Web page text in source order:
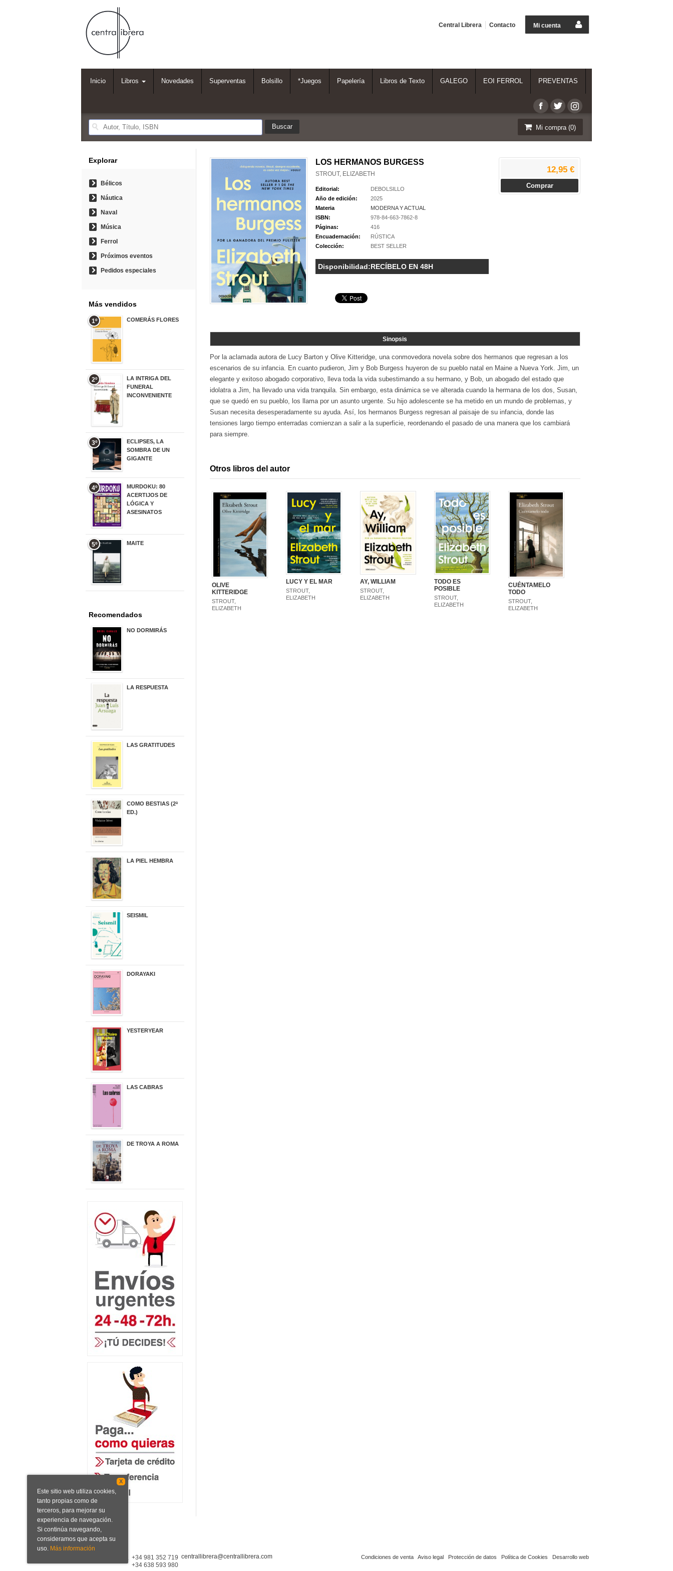
Mi cuenta
Central Librera Contacto
Inicio Libros Novedades Superventas Bolsillo *Juegos Papelería Libros de Texto GALEGO EOI FERROL PREVENTAS
Mi compra (0)
LOS HERMANOS BURGESS
STROUT, ELIZABETH
Editorial:
DEBOLSILLO
Año de edición:
2025
Materia
MODERNA Y ACTUAL
ISBN:
978-84-663-7862-8
Páginas:
416
Encuadernación:
RÚSTICA
Colección:
BEST SELLER
Disponibilidad:RECÍBELO EN 48H
12,95 €
Comprar
Sinopsis
Por la aclamada autora de Lucy Barton y Olive Kitteridge, una conmovedora novela sobre dos hermanos que regresan a los
escenarios de su infancia. En cuanto pudieron, Jim y Bob Burgess huyeron de su pueblo natal en Maine a Nueva York. Jim, un
elegante y exitoso abogado corporativo, lleva toda la vida subestimando a su hermano, y Bob, un abogado del estado que
idolatra a Jim, ha llevado una vida tranquila. Sin embargo, esta dinámica se ve alterada cuando la hermana de los dos, Susan,
que se quedó en su pueblo, los llama por un asunto urgente. Su hijo adolescente se ha metido en un mundo de problemas, y
Susan necesita desesperadamente su ayuda. Así, los hermanos Burgess regresan al paisaje de su infancia, donde las
tensiones largo tiempo enterradas comienzan a salir a la superficie, reordenando el pasado de una manera que los cambiará
para siempre.
Otros libros del autor
OLIVE
KITTERIDGE
STROUT,
ELIZABETH
LUCY Y EL MAR
STROUT,
ELIZABETH
AY, WILLIAM
STROUT,
ELIZABETH
TODO ES
POSIBLE
STROUT,
ELIZABETH
CUÉNTAMELO
TODO
STROUT,
ELIZABETH
Explorar
Bélicos
Náutica
Naval
Música
Ferrol
Próximos eventos
Pedidos especiales
Más vendidos
1º COMERÁS FLORES
2º
LA INTRIGA DEL
FUNERAL
INCONVENIENTE
3º
ECLIPSES, LA
SOMBRA DE UN
GIGANTE
4º
MURDOKU: 80
ACERTIJOS DE
LÓGICA Y
ASESINATOS
5º MAITE
Recomendados
NO DORMIRÁS
LA RESPUESTA
LAS GRATITUDES
COMO BESTIAS (2ª
ED.)
LA PIEL HEMBRA
SEISMIL
DORAYAKI
YESTERYEAR
LAS CABRAS
DE TROYA A ROMA
Condiciones de venta Aviso legal Protección de datos Política de Cookies Desarrollo web
+34 981 352 719
+34 638 593 980
centrallibrera@centrallibrera.com
X
Este sitio web utiliza cookies,
tanto propias como de
terceros, para mejorar su
experiencia de navegación.
Si continúa navegando,
consideramos que acepta su
uso. Más información